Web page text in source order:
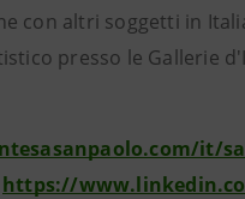
con altri soggetti in
presso le Gallerie
it/
https://